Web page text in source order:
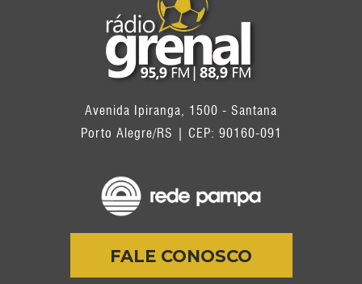
Avenida Ipiranga, 1500 - Santana
Porto Alegre/RS | CEP: 90160-091
FALE CONOSCO